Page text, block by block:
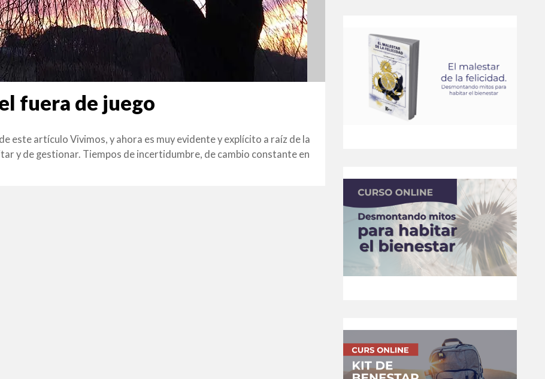
fuera de juego
este artículo Vivimos, y ahora es muy evidente y explícito a raíz de la
y de gestionar. Tiempos de incertidumbre, de cambio constante en